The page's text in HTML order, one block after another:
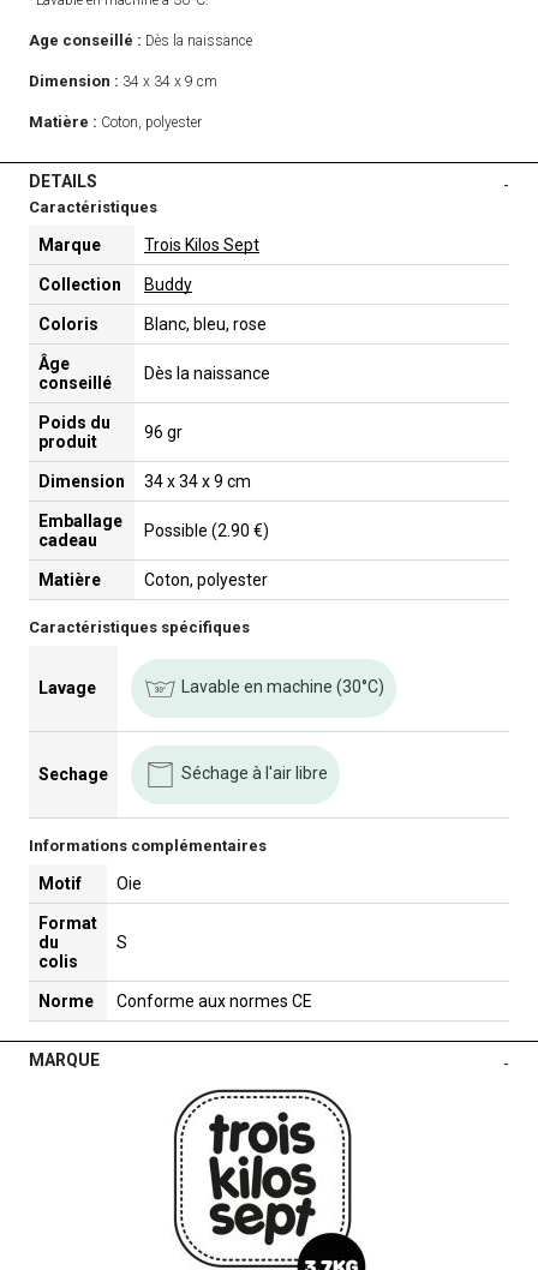
Age conseillé : Dès la naissance
Dimension : 34 x 34 x 9 cm
Matière : Coton, polyester
DETAILS -
Caractéristiques
Marque Trois Kilos Sept
Collection Buddy
Coloris Blanc, bleu, rose
Âge
conseillé
Dès la naissance
Poids du
produit
96 gr
Dimension 34 x 34 x 9 cm
Emballage
cadeau
Possible (2.90 €)
Matière Coton, polyester
Caractéristiques spécifiques
Lavage Lavable en machine (30°C)
Sechage Séchage à l'air libre
Informations complémentaires
Motif Oie
Format
du
colis
S
Norme Conforme aux normes CE
MARQUE -